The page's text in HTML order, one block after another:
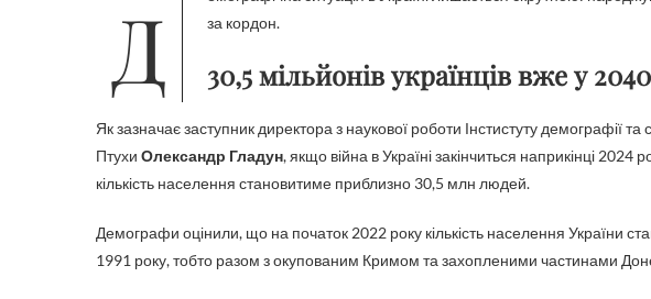
Демографічна ситуація в Україні лишається скрутною: народжуваність падає, смертність росте, люди виїздять за кордон.
30,5 мільйонів українців вже у
Як зазначає заступник директора з наукової роботи Інстистуту демографії
Птухи Олександр Гладун, якщо війна в Україні закінчиться наприкінці 2024
кількість населення становитиме приблизно 30,5 млн людей.
Демографи оцінили, що на початок 2022 року кількість населення України
1991 року, тобто разом з окупованим Кримом та захопленими частинами